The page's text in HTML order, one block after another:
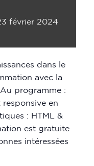
février 2024
dans le
avec la
programme :
responsive en
: HTML &
est gratuite
intéressées